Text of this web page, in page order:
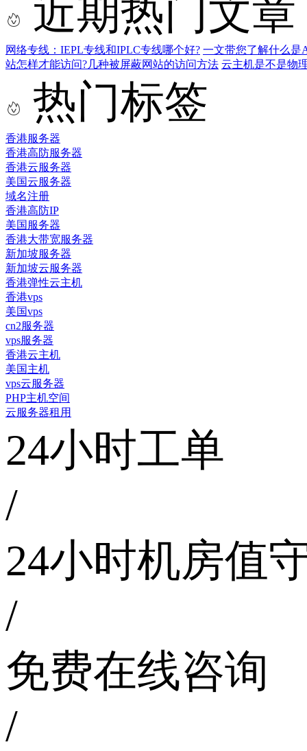
近期热门文章
网络专线：IEPL专线和IPLC专线哪个好? 一文带您了解什么是
站怎样才能访问?几种被屏蔽网站的访问方法 云主机是不是物
热门标签
香港服务器
香港高防服务器
香港云服务器
美国云服务器
域名注册
香港高防IP
美国服务器
香港大带宽服务器
新加坡服务器
新加坡云服务器
香港弹性云主机
香港vps
美国vps
cn2服务器
vps服务器
香港云主机
美国主机
vps云服务器
PHP主机空间
云服务器租用
24小时工单
/
24小时机房值
/
免费在线咨询
/